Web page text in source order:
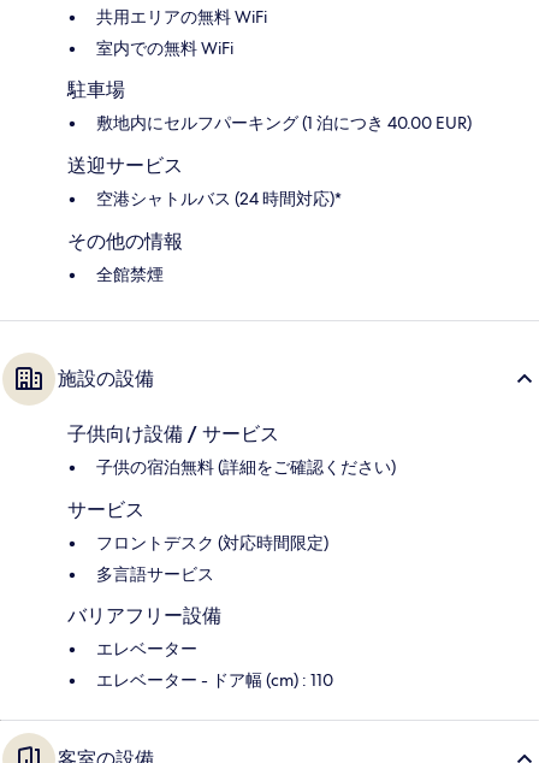
共用エリアの無料 WiFi
室内での無料 WiFi
駐車場
敷地内にセルフパーキング (1 泊につき 40.00 EUR)
送迎サービス
空港シャトルバス (24 時間対応)*
その他の情報
全館禁煙
施設の設備
子供向け設備 / サービス
子供の宿泊無料 (詳細をご確認ください)
サービス
フロントデスク (対応時間限定)
多言語サービス
バリアフリー設備
エレベーター
エレベーター - ドア幅 (cm) : 110